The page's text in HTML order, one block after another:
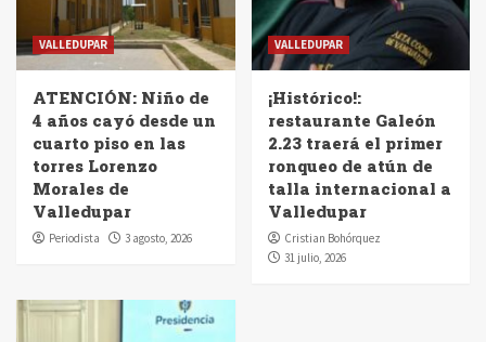
VALLEDUPAR
ATENCIÓN: Niño de
4 años cayó desde un
cuarto piso en las
torres Lorenzo
Morales de
Valledupar
Periodista 3 agosto, 2026
VALLEDUPAR
¡Histórico!:
restaurante Galeón
2.23 traerá el primer
ronqueo de atún de
talla internacional a
Valledupar
Cristian Bohórquez
31 julio, 2026